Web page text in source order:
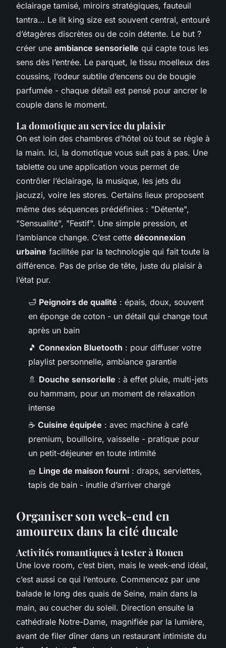
éclairage tamisé, miroirs stratégiques, fauteuil
tantra… Le lit king size est souvent central, entouré
d’étagères discrètes ou de coin détente. Le but ?
créer une ambiance sensorielle qui capte tous les
sens dès l’entrée. Le parquet, le tissu moelleux des
coussins, l’odeur subtile d’encens ou de bougie
parfumée - chaque détail est pensé pour ancrer le
couple dans le moment.
La domotique au service du plaisir
On est loin des chambres d’hôtel où tout se règle à
la main. Ici, la domotique vous suit pas à pas. Une
tablette ou une application vous permet de
contrôler l’éclairage, la musique, les jets du
jacuzzi, voire les stores. Certains lieux proposent
même des séquences prédéfinies : "Détente",
"Sensualité", "Festif". Une simple pression, et
l’ambiance change. C’est cette déconnexion
urbaine facilitée par la technologie qui fait toute la
différence. Pas de prise de tête, juste du plaisir à
l’état pur.
🛁 Peignoirs de qualité : épais, doux, souvent
en éponge de coton - un détail qui change tout
après un bain
🎵 Connexion Bluetooth : pour diffuser votre
playlist personnelle, ambiance garantie
🚿 Douche sensorielle : à effet pluie, multi-jets
ou hammam, pour un moment de relaxation
intense
☕ Cuisine équipée : avec machine à café
premium, bouilloire, vaisselle - pratique pour
un petit-déjeuner en toute intimité
🧺 Linge de maison fourni : draps, serviettes,
tapis de bain - inutile d’arriver chargé
Organiser son week-end en
amoureux dans la cité ducale
Activités romantiques à tester à Rouen
Une love room, c’est bien, mais le week-end idéal,
c’est aussi ce qui l’entoure. Commencez par une
balade le long des quais de Seine, main dans la
main, au coucher du soleil. Direction ensuite la
cathédrale Notre-Dame, magnifiée par la lumière,
avant de filer dîner dans un restaurant intimiste du